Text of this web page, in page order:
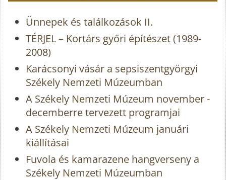
Ünnepek és találkozások II.
TÉRJEL – Kortárs győri építészet (1989-
2008)
Karácsonyi vásár a sepsiszentgyörgyi
Székely Nemzeti Múzeumban
A Székely Nemzeti Múzeum november -
decemberre tervezett programjai
A Székely Nemzeti Múzeum januári
kiállításai
Fuvola és kamarazene hangverseny a
Székely Nemzeti Múzeumban